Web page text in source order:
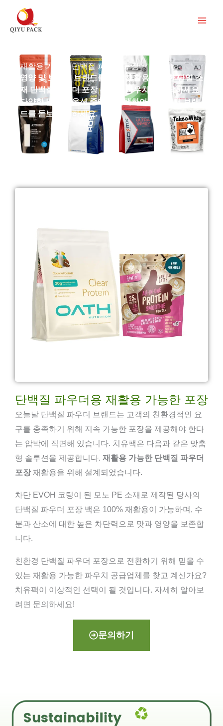
재활용 가능한 단백질 파우더 포장
영양 및 보충제 브랜드를 위한 재활용 가능한 단일 소
재 단백질 파우더 포장 봉투와 파우치를 제작하세요.
다양한 맞춤형 옵션 중에서 선택하여 시장에서 브랜
드를 돋보이게 하세요.
단백질 파우더용 재활용 가능한 포장
오늘날 단백질 파우더 브랜드는 고객의 친환경적인 요
구를 충족하기 위해 지속 가능한 포장을 제공해야 한다
는 압박에 직면해 있습니다. 치유팩은 다음과 같은 맞춤
형 솔루션을 제공합니다. 재활용 가능한 단백질 파우더
포장재활용을 위해 설계되었습니다.
차단 EVOH 코팅이 된 모노 PE 소재로 제작된 당사의
단백질 파우더 포장 백은 100% 재활용이 가능하며, 수
분과 산소에 대한 높은 차단력으로 맛과 영양을 보존합
니다.
친환경 단백질 파우더 포장으로 전환하기 위해 믿을 수
있는 재활용 가능한 파우치 공급업체를 찾고 계신가요?
치유팩이 이상적인 선택이 될 것입니다. 자세히 알아보
려면 문의하세요!
문의하기